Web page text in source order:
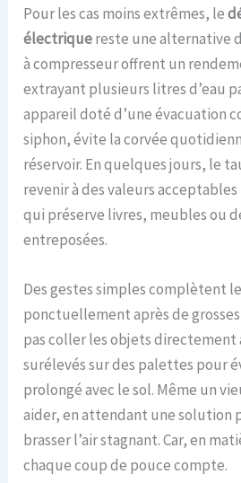
Pour les cas moins extrêmes, le
électriquereste une alternative
à compresseur offrent un
extrayant plusieurs litres d’eau
appareil doté d’une évacuation
siphon, évite la corvée
réservoir. En quelques jours, le
revenir à des valeurs
qui préserve livres, meubles ou
entreposées.
Des gestes simples complètent
ponctuellement après de
pas coller les objets directement
surélevés sur des palettes pour
prolongé avec le sol. Même un
aider, en attendant une solution
brasser l’air stagnant. Car, en
chaque coup de pouce compte.